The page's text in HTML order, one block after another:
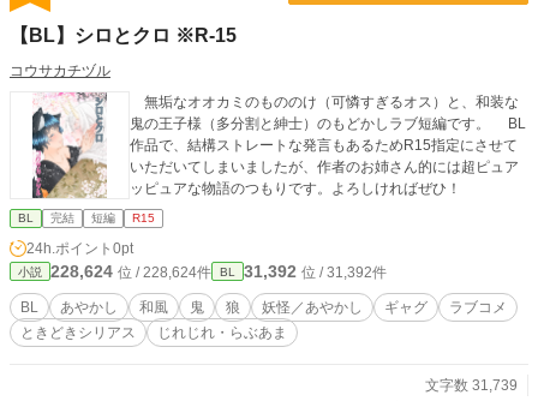
【BL】シロとクロ ※R-15
コウサカチヅル
無垢なオオカミのもののけ（可憐すぎるオス）と、和装な
鬼の王子様（多分割と紳士）のもどかしラブ短編です。 BL
作品で、結構ストレートな発言もあるためR15指定にさせて
いただいてしまいましたが、作者のお姉さん的には超ピュア
ッピュアな物語のつもりです。よろしければぜひ！
BL 完結 短編 R15
24h.ポイント 0pt
小説 228,624 位 / 228,624件 BL 31,392 位 / 31,392件
BL あやかし 和風 鬼 狼 妖怪／あやかし ギャグ
ラブコメ
ときどきシリアス
じれじれ・らぶあま
文字数 31,739